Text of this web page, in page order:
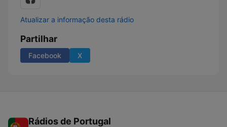
Atualizar a informação desta rádio
Partilhar
Facebook X
Rádios de Portugal